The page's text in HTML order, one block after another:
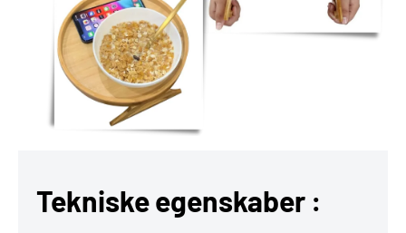
Tekniske egenskaber :